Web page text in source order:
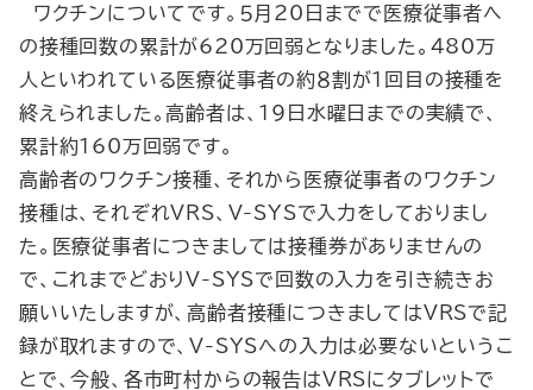
ワクチンについてです。５月20日までで医療従事者へ
の接種回数の累計が620万回弱となりました。480万
人といわれている医療従事者の約８割が１回目の接種を
終えられました。高齢者は、19日水曜日までの実績で、
累計約160万回弱です。
高齢者のワクチン接種、それから医療従事者のワクチン
接種は、それぞれVRS、V-SYSで入力をしておりまし
た。医療従事者につきましては接種券がありませんの
で、これまでどおりV-SYSで回数の入力を引き続きお
願いいたしますが、高齢者接種につきましてはVRSで記
録が取れますので、V-SYSへの入力は必要ないというこ
とで、今般、各市町村からの報告はVRSにタブレットで